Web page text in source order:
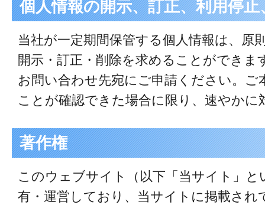
個人情報の開示、訂正、利用停
当社が一定期間保管する個人情報は、原
開示・訂正・削除を求めることができま
お問い合わせ先宛にご申請ください。ご
ことが確認できた場合に限り、速やかに
著作権
このウェブサイト（以下「当サイト」と
有・運営しており、当サイトに掲載され